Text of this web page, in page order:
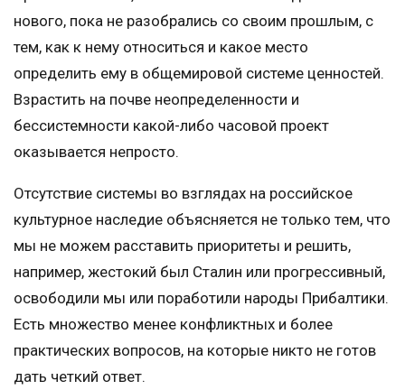
нового, пока не разобрались со своим прошлым, с
тем, как к нему относиться и какое место
определить ему в общемировой системе ценностей.
Взрастить на почве неопределенности и
бессистемности какой-либо часовой проект
оказывается непросто.
Отсутствие системы во взглядах на российское
культурное наследие объясняется не только тем, что
мы не можем расставить приоритеты и решить,
например, жестокий был Сталин или прогрессивный,
освободили мы или поработили народы Прибалтики.
Есть множество менее конфликтных и более
практических вопросов, на которые никто не готов
дать четкий ответ.